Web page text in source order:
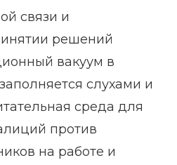
связи и
решений
вакуум в
слухами и
среда для
против
на работе и